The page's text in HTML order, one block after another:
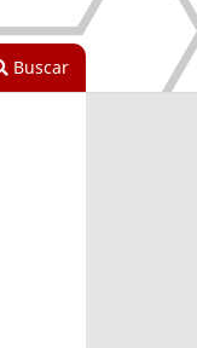
Buscar